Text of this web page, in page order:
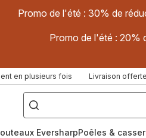
Promo de l'été : 30% de
Promo de l'été : 20%
en plusieurs fois Livraison
["Poêles
inox,
Cake
Factory,
EversharpPoêles &